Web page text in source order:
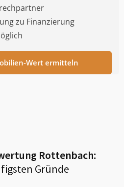
zu Finanzierung
Wert ermitteln
Rottenbach:
Gründe